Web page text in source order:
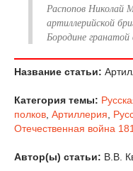
Распопов Николай
артиллерийской
Бородине гранатой
Название статьи:
Категория темы:
полков Артиллерия
Отечественная война
Автор(ы) статьи: В.В.